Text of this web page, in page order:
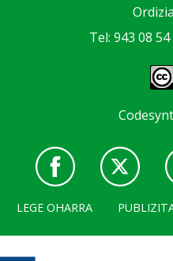
Tel: 943 08 54
LEGE OHARRA